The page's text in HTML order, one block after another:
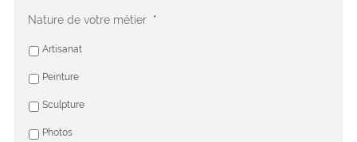
Nature de votre métier *
Artisanat
Peinture
Sculpture
Photos